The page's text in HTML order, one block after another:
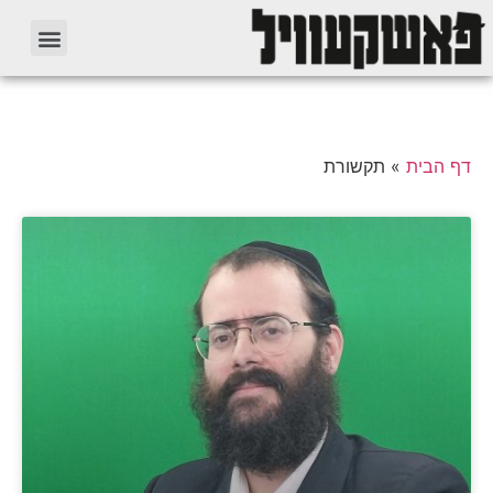
דף הבית » תקשורת